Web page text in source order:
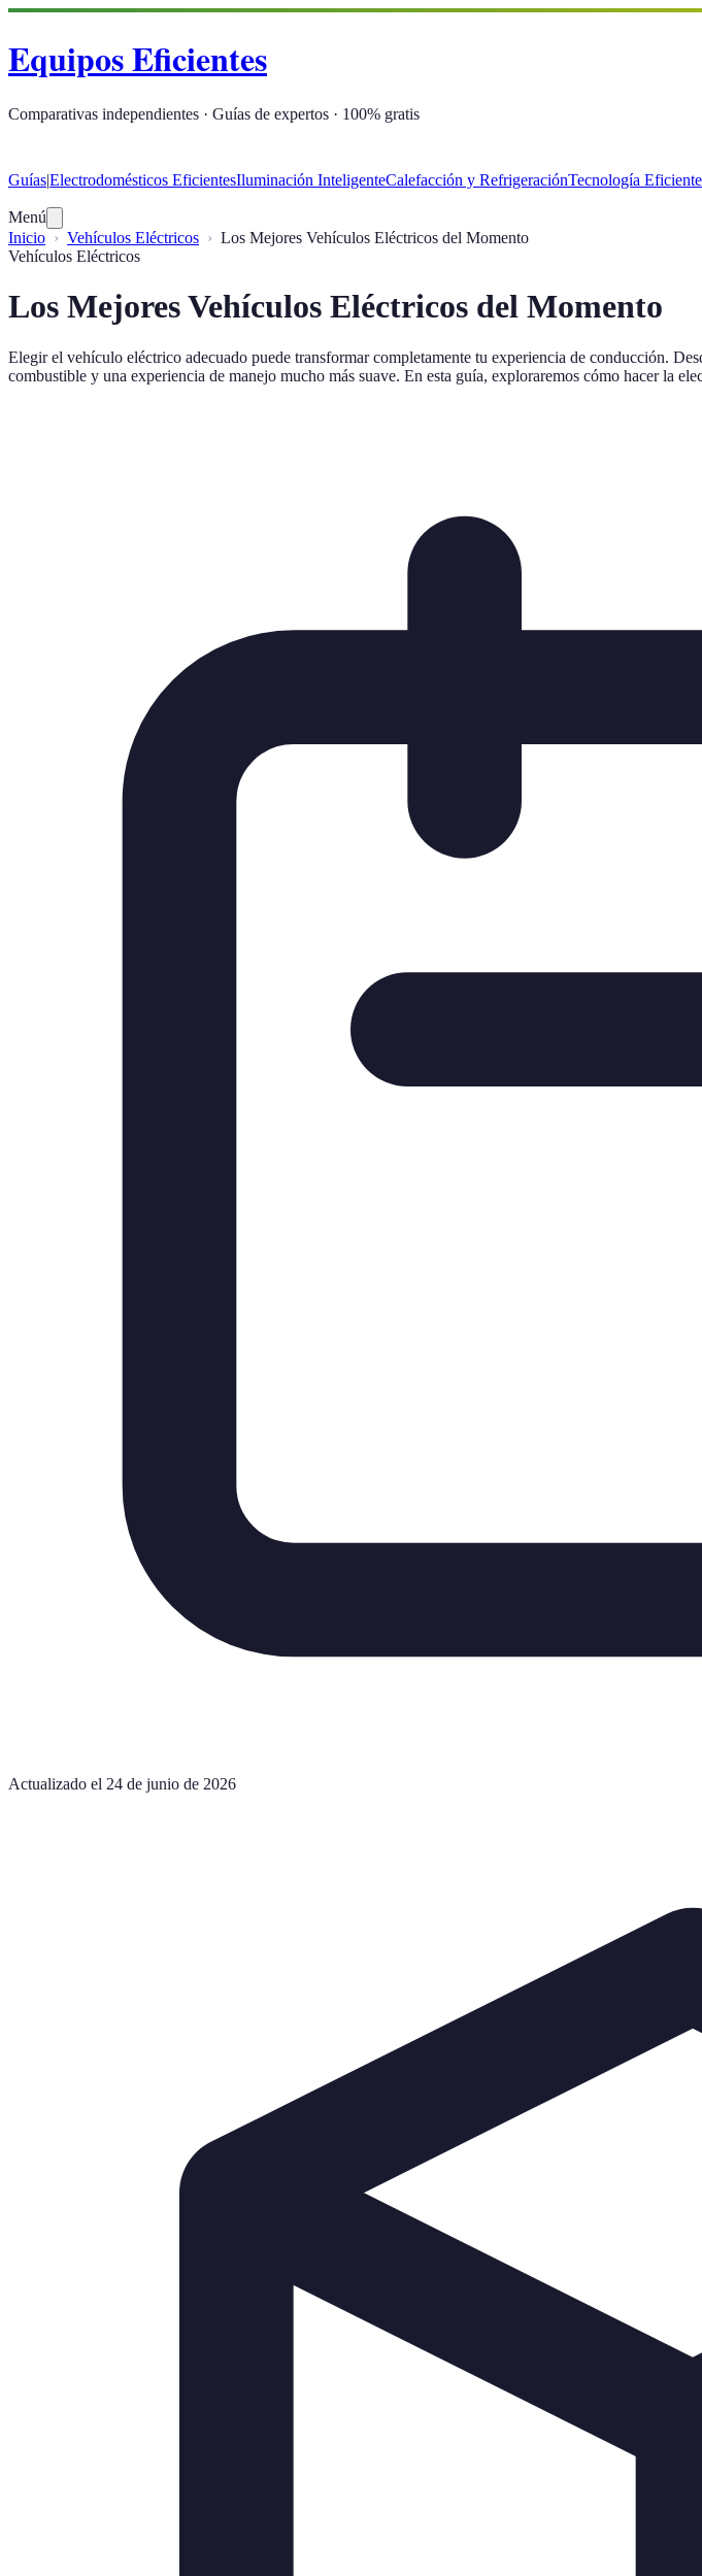
Equipos Eficientes
Comparativas independientes · Guías de expertos · 100% gratis
Guías|Electrodomésticos EficientesIluminación InteligenteCalefacción y RefrigeraciónTecnología Eficiente
Menú
Inicio
Vehículos Eléctricos
Los Mejores Vehículos Eléctricos del Momento
Vehículos Eléctricos
Los Mejores Vehículos Eléctricos del Momento
Elegir el vehículo eléctrico adecuado puede transformar completamente tu experiencia de conducción.
combustible y una experiencia de manejo mucho más suave. En esta guía, exploraremos cómo hacer la
Actualizado el 24 de junio de 2026